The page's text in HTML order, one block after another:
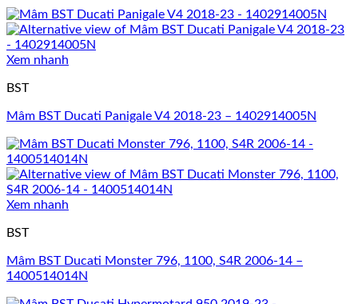
Xem nhanh
BST
Mâm BST Ducati Panigale V4 2018-23 – 1402914005N
Xem nhanh
BST
Mâm BST Ducati Monster 796, 1100, S4R 2006-14 –
1400514014N